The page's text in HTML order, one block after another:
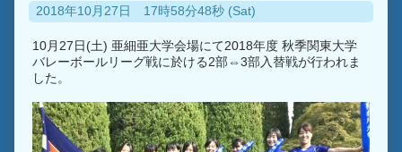
2018年10月27日 17時58分48秒 (Sat)
10月27日(土) 亜細亜大学会場にて2018年度 秋季関東大学
バレーボールリーグ戦に於ける2部⇔3部入替戦が行われま
した。